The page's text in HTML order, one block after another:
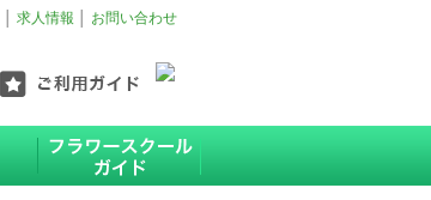
求人情報 お問い合わせ